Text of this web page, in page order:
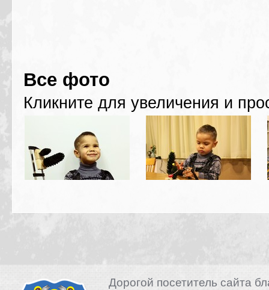
Все фото
Кликните для увеличения и
Дорогой посетитель сайта